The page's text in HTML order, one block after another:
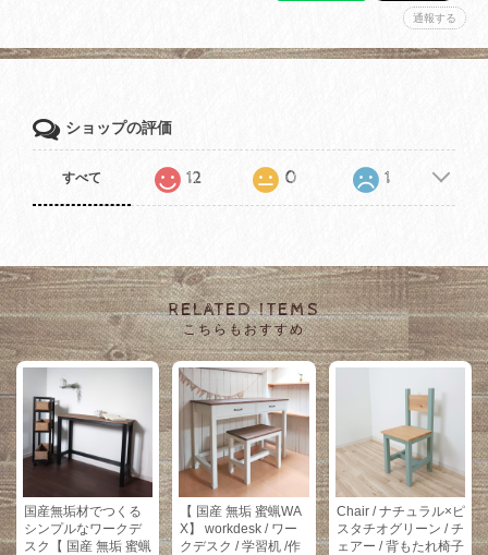
通報する
ショップの評価
すべて 12 0 1
RELATED ITEMS
こちらもおすすめ
国産無垢材でつくる
シンプルなワークデ
スク【 国産 無垢 蜜蝋
【 国産 無垢 蜜蝋WA
X】 workdesk / ワー
クデスク / 学習机 /作
Chair / ナチュラル×ピ
スタチオグリーン / チ
ェアー / 背もたれ椅子